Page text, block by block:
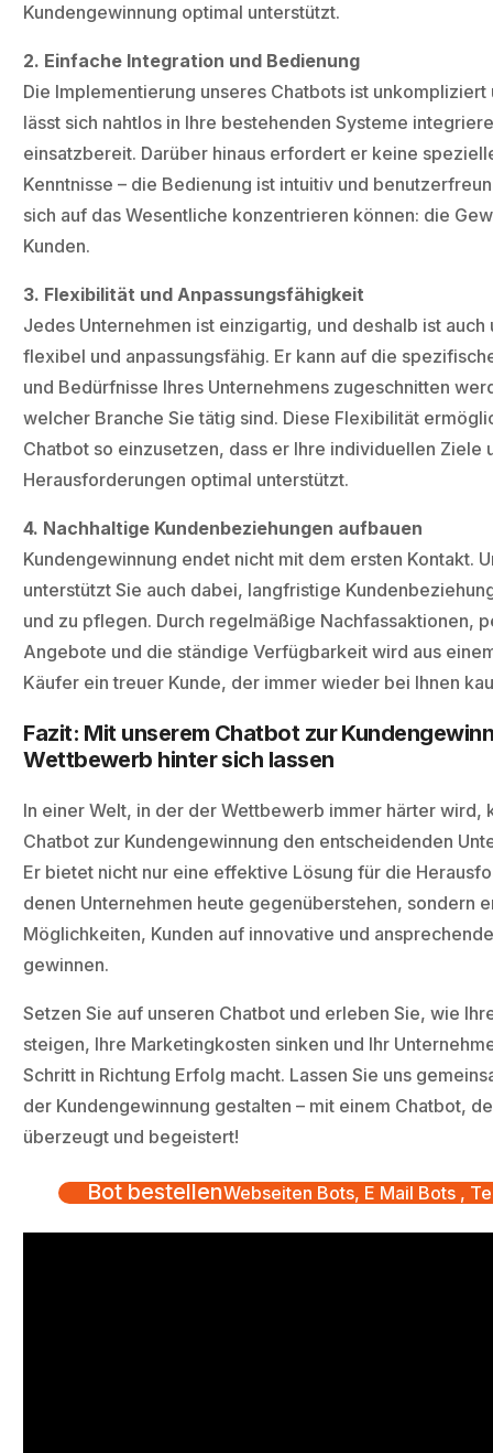
Kundengewinnung optimal unterstützt.
2. Einfache Integration und Bedienung
Die Implementierung unseres Chatbots ist unkompliziert
lässt sich nahtlos in Ihre bestehenden Systeme
einsatzbereit. Darüber hinaus erfordert er keine
Kenntnisse – die Bedienung ist intuitiv und
sich auf das Wesentliche konzentrieren können: die
Kunden.
3. Flexibilität und Anpassungsfähigkeit
Jedes Unternehmen ist einzigartig, und deshalb ist auch
flexibel und anpassungsfähig. Er kann auf die
und Bedürfnisse Ihres Unternehmens zugeschnitten
welcher Branche Sie tätig sind. Diese Flexibilität
Chatbot so einzusetzen, dass er Ihre individuellen Ziele
Herausforderungen optimal unterstützt.
4. Nachhaltige Kundenbeziehungen aufbauen
Kundengewinnung endet nicht mit dem ersten Kontakt.
unterstützt Sie auch dabei, langfristige
und zu pflegen. Durch regelmäßige Nachfassaktionen,
Angebote und die ständige Verfügbarkeit wird aus
Käufer ein treuer Kunde, der immer wieder bei Ihnen
Fazit: Mit unserem Chatbot zur
Wettbewerb hinter sich lassen
In einer Welt, in der der Wettbewerb immer härter wird,
Chatbot zur Kundengewinnung den entscheidenden
Er bietet nicht nur eine effektive Lösung für die
denen Unternehmen heute gegenüberstehen, sondern
Möglichkeiten, Kunden auf innovative und
gewinnen.
Setzen Sie auf unseren Chatbot und erleben Sie, wie
steigen, Ihre Marketingkosten sinken und Ihr
Schritt in Richtung Erfolg macht. Lassen Sie uns
der Kundengewinnung gestalten – mit einem Chatbot,
überzeugt und begeistert!
Bot bestellenWebseiten Bots, E Mail Bots ,